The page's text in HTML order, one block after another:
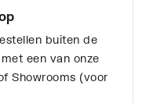
buiten de
een van onze
Showrooms (voor